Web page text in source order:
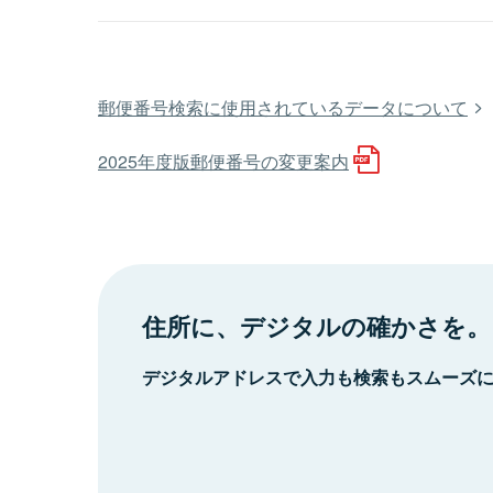
郵便番号検索に使用されているデータについて
2025年度版郵便番号の変更案内
住所に、デジタルの確かさを。
デジタルアドレスで入力も検索もスムーズ